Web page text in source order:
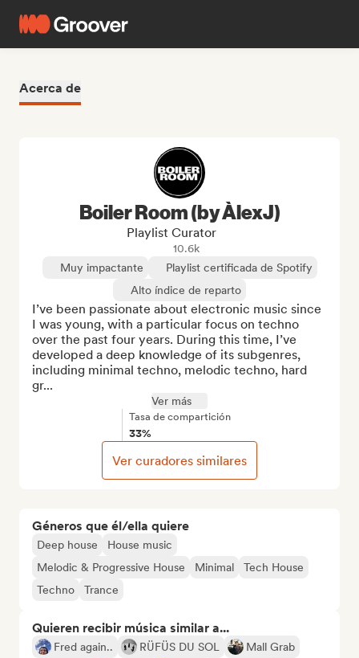
Acerca de
Géneros que él/ella quiere
Deep house
House music
Melodic & Progressive House
Minimal
Tech House
Techno
Trance
Quieren recibir música similar a...
Fred again.. RÜFÜS DU SOL
Mall Grab
Boiler Room (by ÀlexJ)
Playlist Curator
10.6k
Muy impactante
Playlist certificada de Spotify
Alto índice de reparto
I’ve been passionate about electronic music since
I was young, with a particular focus on techno
over the past four years. During this time, I’ve
developed a deep knowledge of its subgenres,
including minimal techno, melodic techno, hard
gr...
Ver más
Tasa de compartición
33%
Ver curadores similares